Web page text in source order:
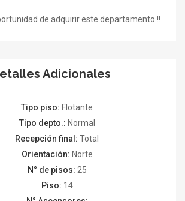
de adquirir este departamento !!
Adicionales
Tipo piso: Flotante
Tipo depto.: Normal
Recepción final: Total
Orientación: Norte
N° de pisos: 25
Piso: 14